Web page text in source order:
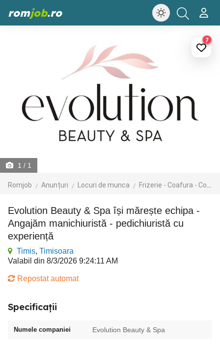
romjob.ro
1 / 1
Romjob Anunțuri Locuri de munca Frizerie - Coafura - Cosmetica
7
Evolution Beauty & Spa își mărește echipa -
Angajăm manichiuristă - pedichiuristă cu
experiență
Timis, Timisoara
Valabil din 8/3/2026 9:24:11 AM
Repostat automat
Specificații
Numele companiei Evolution Beauty & Spa